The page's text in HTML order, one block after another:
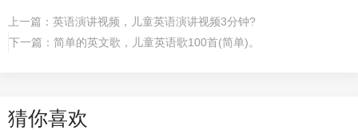
上一篇： 英语演讲视频，儿童英语演讲视频3分钟?
下一篇： 简单的英文歌，儿童英语歌100首(简单)。
猜你喜欢